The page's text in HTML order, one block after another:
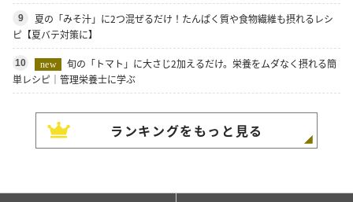
9
夏の「みそ汁」に2つ混ぜるだけ！たんぱく質や食物繊維も摂れるレシ
ピ【夏バテ対策に】
10 new
旬の「トマト」に大さじ2加えるだけ。栄養をムダなく摂れる簡
単レシピ｜管理栄養士に学ぶ
ランキングをもっと見る